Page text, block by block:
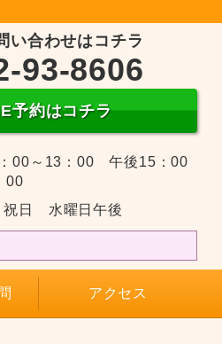
い合わせはコチラ
93-8606
予約はコチラ
00～13：00 午後15：00
00
祝日 水曜日午後
アクセス